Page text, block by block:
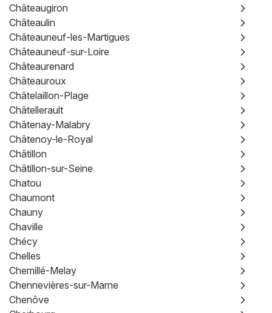
Châteaugiron
Châteaulin
Châteauneuf-les-Martigues
Châteauneuf-sur-Loire
Châteaurenard
Châteauroux
Châtelaillon-Plage
Châtellerault
Châtenay-Malabry
Châtenoy-le-Royal
Châtillon
Châtillon-sur-Seine
Chatou
Chaumont
Chauny
Chaville
Chécy
Chelles
Chemillé-Melay
Chennevières-sur-Marne
Chenôve